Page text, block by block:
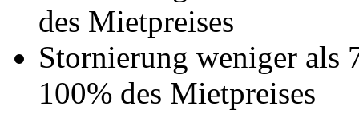
des Mietpreises
Stornierung weniger als
100% des Mietpreises